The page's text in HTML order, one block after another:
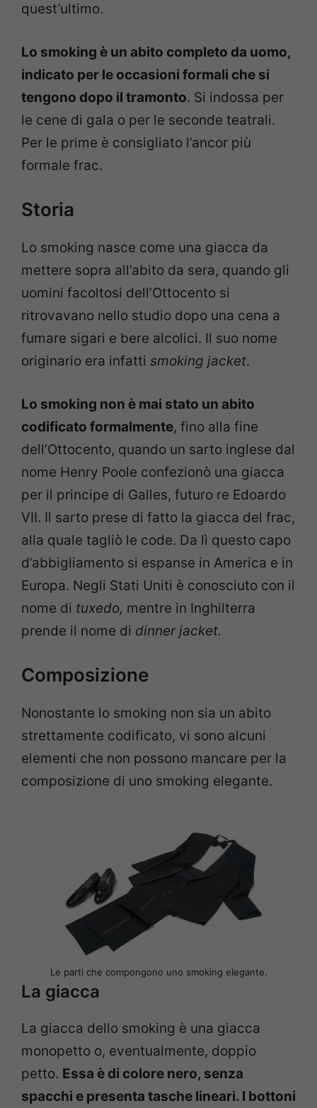
quest’ultimo.
Lo smoking è un abito completo da uomo,
indicato per le occasioni formali che si
tengono dopo il tramonto. Si indossa per
le cene di gala o per le seconde teatrali.
Per le prime è consigliato l’ancor più
formale frac.
Storia
Lo smoking nasce come una giacca da
mettere sopra all’abito da sera, quando gli
uomini facoltosi dell’Ottocento si
ritrovavano nello studio dopo una cena a
fumare sigari e bere alcolici. Il suo nome
originario era infatti smoking jacket.
Lo smoking non è mai stato un abito
codificato formalmente, fino alla fine
dell’Ottocento, quando un sarto inglese dal
nome Henry Poole confezionò una giacca
per il principe di Galles, futuro re Edoardo
VII. Il sarto prese di fatto la giacca del frac,
alla quale tagliò le code. Da lì questo capo
d’abbigliamento si espanse in America e in
Europa. Negli Stati Uniti è conosciuto con il
nome di tuxedo, mentre in Inghilterra
prende il nome di dinner jacket.
Composizione
Nonostante lo smoking non sia un abito
strettamente codificato, vi sono alcuni
elementi che non possono mancare per la
composizione di uno smoking elegante.
Le parti che compongono uno smoking elegante.
La giacca
La giacca dello smoking è una giacca
monopetto o, eventualmente, doppio
petto. Essa è di colore nero, senza
spacchi e presenta tasche lineari. I bottoni